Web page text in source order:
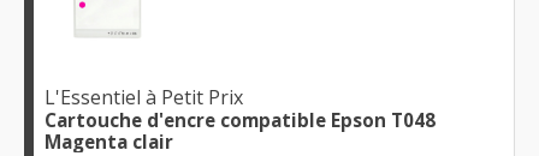
L'Essentiel à Petit Prix
Cartouche d'encre compatible Epson T048
Magenta clair